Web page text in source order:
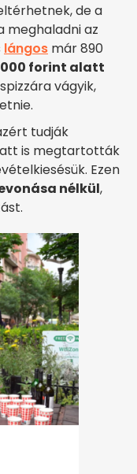
de a
meghaladni az
lángos már 890
forint alatt
vágyik,
tudják
is megtartották
Ezen
nélkül,